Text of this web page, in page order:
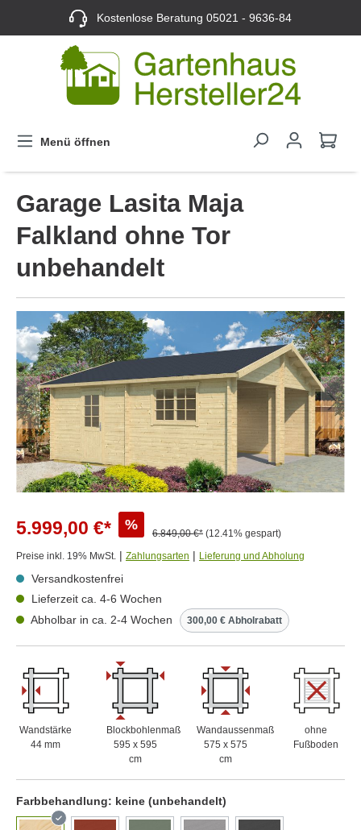
Kostenlose Beratung05021 - 9636-84
Menü öffnen
Garage Lasita Maja
Falkland ohne Tor
unbehandelt
5.999,00 €* %
6.849,00 €* (12.41% gespart)
Preise inkl. 19% MwSt. | Zahlungsarten | Lieferung und Abholung
Versandkostenfrei
Lieferzeit ca. 4-6 Wochen
Abholbar in ca. 2-4 Wochen
300,00 € Abholrabatt
Wandstärke
44 mm
Blockbohlenmaß
595 x 595
cm
Wandaussenmaß
575 x 575
cm
ohne
Fußboden
Farbbehandlung: keine (unbehandelt)